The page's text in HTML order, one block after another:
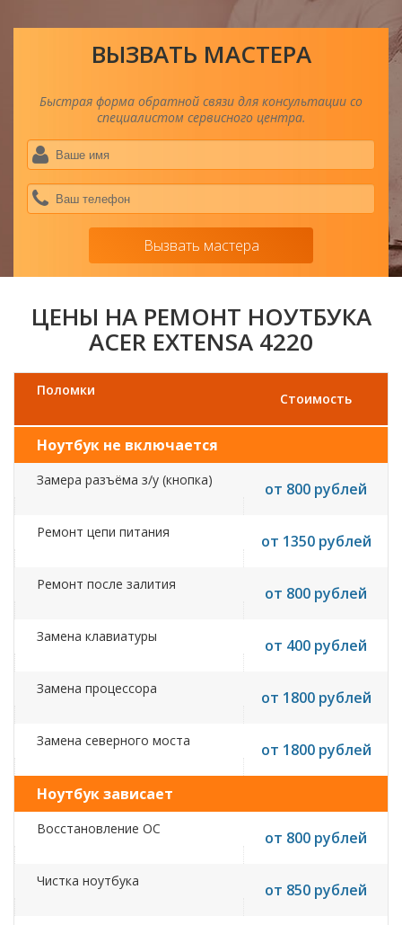
ВЫЗВАТЬ МАСТЕРА
Быстрая форма обратной связи для консультации со
специалистом сервисного центра.
Вызвать мастера
ЦЕНЫ НА РЕМОНТ НОУТБУКА
ACER EXTENSA 4220
Поломки
Стоимость
Ноутбук не включается
Замера разъёма з/у (кнопка) от 800 рублей
Ремонт цепи питания от 1350 рублей
Ремонт после залития от 800 рублей
Замена клавиатуры от 400 рублей
Замена процессора от 1800 рублей
Замена северного моста от 1800 рублей
Ноутбук зависает
Восстановление ОС от 800 рублей
Чистка ноутбука от 850 рублей